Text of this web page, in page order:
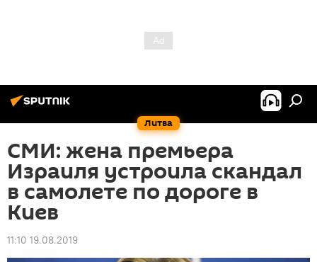
Литва
СМИ: жена премьера
Израиля устроила скандал
в самолете по дороге в
Киев
11:10 19.08.2019